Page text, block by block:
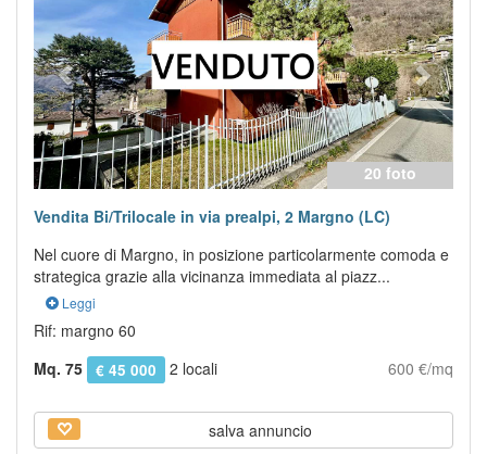
20 foto
Vendita Bi/Trilocale in via prealpi, 2 Margno (LC)
Nel cuore di Margno, in posizione particolarmente comoda e
strategica grazie alla vicinanza immediata al piazz...
Leggi
Rif: margno 60
Mq. 75
€ 45 000 2 locali 600 €/mq
salva annuncio